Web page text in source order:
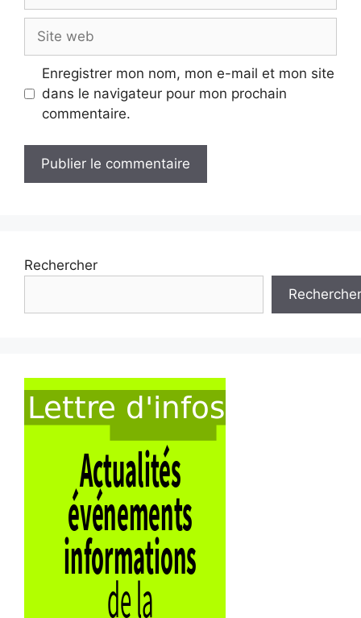
Site
web
Enregistrer mon nom, mon e-mail et mon site
dans le navigateur pour mon prochain
commentaire.
Rechercher
Rechercher